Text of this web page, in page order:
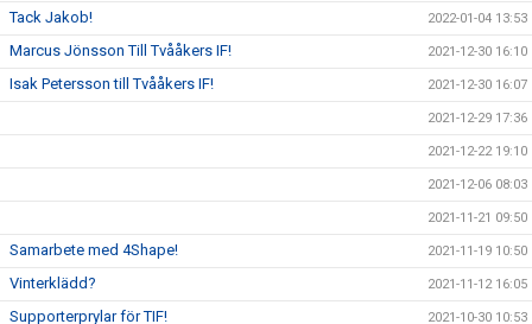
Tack Jakob! 2022-01-04 13:53
Marcus Jönsson Till Tvååkers IF! 2021-12-30 16:10
Isak Petersson till Tvååkers IF! 2021-12-30 16:07
2021-12-29 17:36
2021-12-22 19:10
2021-12-06 08:03
2021-11-21 09:50
Samarbete med 4Shape! 2021-11-19 10:50
Vinterklädd? 2021-11-12 16:05
Supporterprylar för TIF! 2021-10-30 10:53